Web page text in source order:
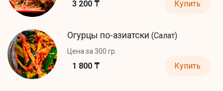
3 200 ₸ Купить
Огурцы по-азиатски (Салат)
Цена за 300 гр.
1 800 ₸ Купить